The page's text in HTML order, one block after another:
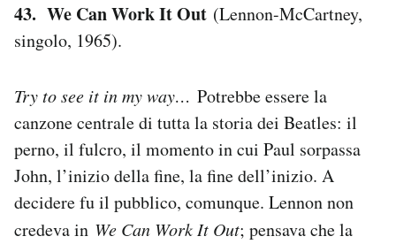
43. We Can Work It Out (Lennon-McCartney,
singolo, 1965).
Try to see it in my way… Potrebbe essere la
canzone centrale di tutta la storia dei Beatles: il
perno, il fulcro, il momento in cui Paul sorpassa
John, l’inizio della fine, la fine dell’inizio. A
decidere fu il pubblico, comunque. Lennon non
credeva in We Can Work It Out; pensava che la